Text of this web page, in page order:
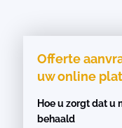
Offerte
uw online
Hoe u zorgt dat u
behaald